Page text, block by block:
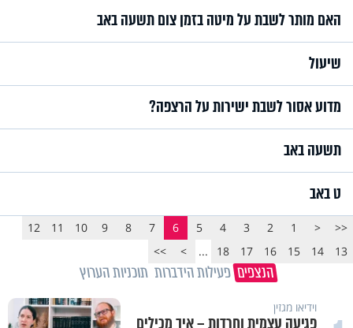
האם מותר לשבת על מיטה בזמן צום תשעה באב
שיעול
מדוע אסור לשבת ישירות על הרצפה?
תשעה באב
ט באב
<<
<
1
2
3
4
5
6
7
8
9
10
11
12
13
14
15
16
17
18
...
>
>>
הנצפים פעילות הידברות תוכניות הערוץ
וידיאו מגזין